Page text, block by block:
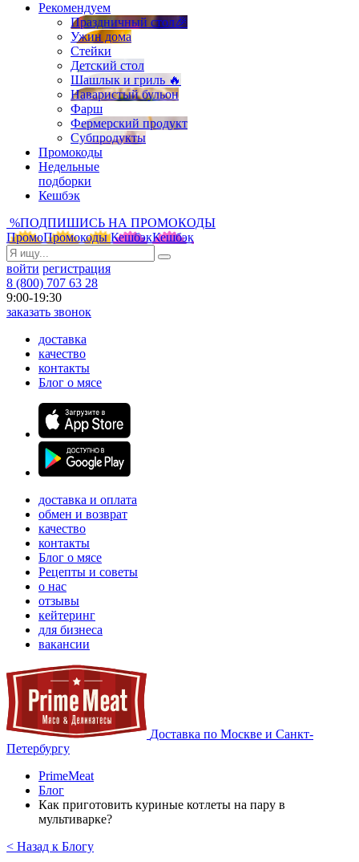
Рекомендуем
Праздничный стол🎉
Ужин дома
Стейки
Детский стол
Шашлык и гриль 🔥
Наваристый бульон
Фарш
Фермерский продукт
Субпродукты
Промокоды
Недельные
подборки
Кешбэк
%ПОДПИШИСЬ НА ПРОМОКОДЫ
ПромоПромокоды КешбэкКешбэк
войти регистрация
8 (800) 707 63 28
9:00-19:30
заказать звонок
доставка
качество
контакты
Блог о мясе
доставка и оплата
обмен и возврат
качество
контакты
Блог о мясе
Рецепты и советы
о нас
отзывы
кейтеринг
для бизнеса
вакансии
Доставка по Москве и Санкт-
Петербургу
PrimeMeat
Блог
Как приготовить куриные котлеты на пару в
мультиварке?
< Назад к Блогу